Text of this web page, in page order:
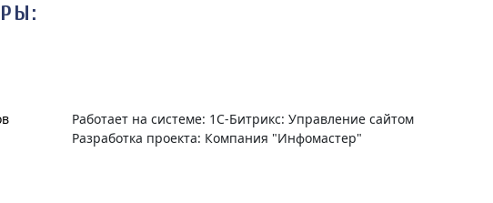
Работает на системе: 1С-Битрикс: Управление сайтом
Разработка проекта: Компания "Инфомастер"